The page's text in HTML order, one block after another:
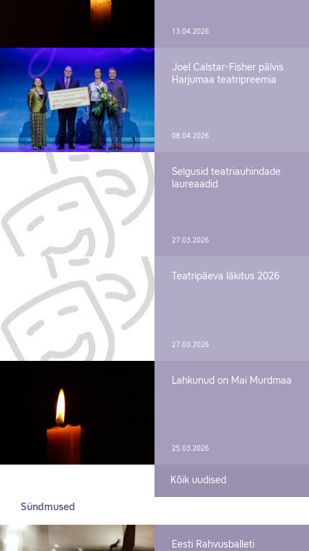
13.04.2026
Joel Calstar-Fisher pälvis
Harjumaa teatripreemia
08.04.2026
Selgusid teatriauhindade
laureaadid
27.03.2026
Teatripäeva läkitus 2026
27.03.2026
Lahkunud on Mai Murdmaa
25.03.2026
Kõik uudised
Sündmused
Eesti Rahvusballeti